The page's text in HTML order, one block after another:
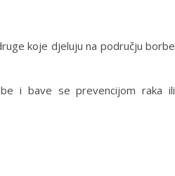
koje djeluju na području borbe
i bave se prevencijom raka ili